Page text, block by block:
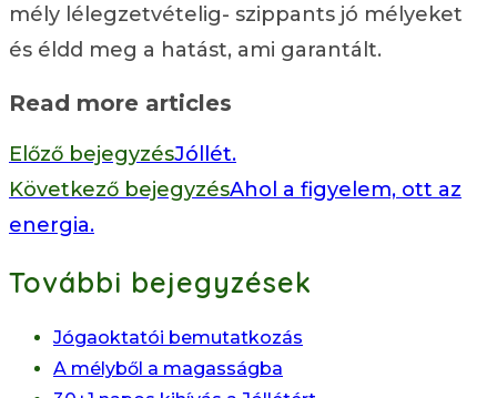
mély lélegzetvételig- szippants jó mélyeket
és éldd meg a hatást, ami garantált.
Read more articles
Előző bejegyzésJóllét.
Következő bejegyzésAhol a figyelem, ott az
energia.
További bejegyzések
Jógaoktatói bemutatkozás
A mélyből a magasságba